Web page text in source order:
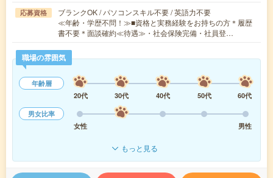
応募資格
ブランクOK / パソコンスキル不要 / 英語力不要
≪年齢・学歴不問！≫■資格と実務経験をお持ちの方＊履歴
書不要＊面談確約≪待遇≫・社会保険完備・社員登…
職場の雰囲気
年齢層
20代
30代 40代 50代
60代
男女比率
女性
男性
もっと見る